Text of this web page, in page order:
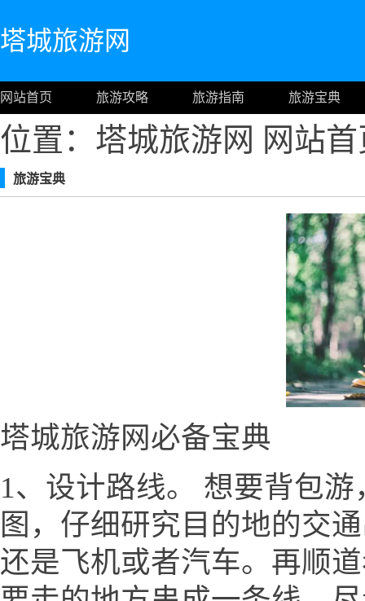
塔城旅游网
网站首页 旅游攻略 旅游指南 旅游宝典
位置：塔城旅游网 网站
旅游宝典
塔城旅游网必备宝典
1、设计路线。 想要背包
图，仔细研究目的地的交
还是飞机或者汽车。再顺